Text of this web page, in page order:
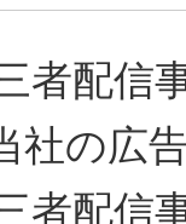
者配
社の広
者配